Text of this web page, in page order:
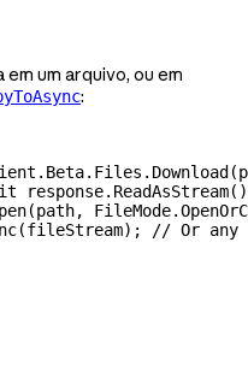
um arquivo, ou em
:
. Beta. Files . Download (
response. ReadAsStream
(path, FileMode.
(fileStream); // Or any